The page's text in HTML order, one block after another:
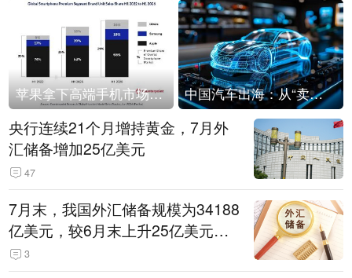
苹果拿下高端手机市场65%的份额：iPhone 17系列功不可没 中国汽车出海：从“卖出去”到“走进去”
央行连续21个月增持黄金，7月外
汇储备增加25亿美元
47
7月末，我国外汇储备规模为34188
亿美元，较6月末上升25亿美元，
升幅为0.07%
3